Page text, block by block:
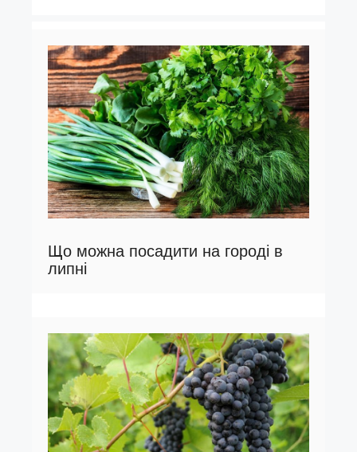
Що можна посадити на городі в
липні